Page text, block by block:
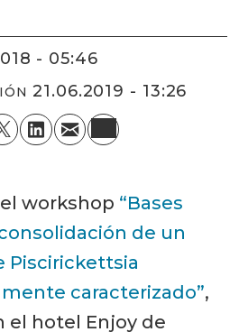
- 05:46
21.06.2019 - 13:26
workshop “Bases
de un
Piscirickettsia
caracterizado”,
el hotel Enjoy de